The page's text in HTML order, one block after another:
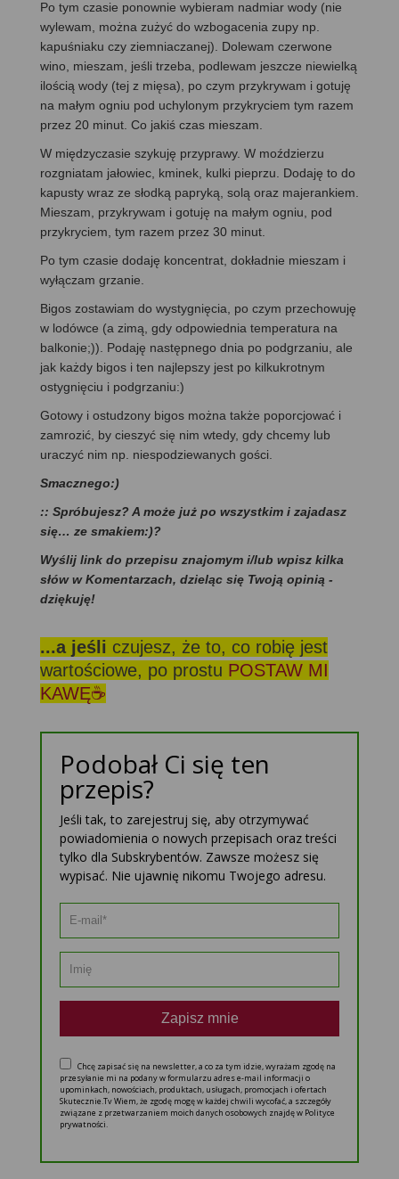
Po tym czasie ponownie wybieram nadmiar wody (nie
wylewam, można zużyć do wzbogacenia zupy np.
kapuśniaku czy ziemniaczanej). Dolewam czerwone
wino, mieszam, jeśli trzeba, podlewam jeszcze niewielką
ilością wody (tej z mięsa), po czym przykrywam i gotuję
na małym ogniu pod uchylonym przykryciem tym razem
przez 20 minut. Co jakiś czas mieszam.
W międzyczasie szykuję przyprawy. W moździerzu
rozgniatam jałowiec, kminek, kulki pieprzu. Dodaję to do
kapusty wraz ze słodką papryką, solą oraz majerankiem.
Mieszam, przykrywam i gotuję na małym ogniu, pod
przykryciem, tym razem przez 30 minut.
Po tym czasie dodaję koncentrat, dokładnie mieszam i
wyłączam grzanie.
Bigos zostawiam do wystygnięcia, po czym przechowuję
w lodówce (a zimą, gdy odpowiednia temperatura na
balkonie;)). Podaję następnego dnia po podgrzaniu, ale
jak każdy bigos i ten najlepszy jest po kilkukrotnym
ostygnięciu i podgrzaniu:)
Gotowy i ostudzony bigos można także poporcjować i
zamrozić, by cieszyć się nim wtedy, gdy chcemy lub
uraczyć nim np. niespodziewanych gości.
Smacznego:)
:: Spróbujesz? A może już po wszystkim i zajadasz
się… ze smakiem:)?
Wyślij link do przepisu znajomym i/lub wpisz kilka
słów w Komentarzach, dzieląc się Twoją opinią -
dziękuję!
...a jeśli czujesz, że to, co robię jest
wartościowe, po prostu POSTAW MI
KAWĘ☕
Podobał Ci się ten
przepis?
Jeśli tak, to zarejestruj się, aby otrzymywać
powiadomienia o nowych przepisach oraz treści
tylko dla Subskrybentów. Zawsze możesz się
wypisać. Nie ujawnię nikomu Twojego adresu.
Zapisz mnie
Chcę zapisać się na newsletter, a co za tym idzie, wyrażam zgodę na
przesyłanie mi na podany w formularzu adres e-mail informacji o
upominkach, nowościach, produktach, usługach, promocjach i ofertach
Skutecznie.Tv Wiem, że zgodę mogę w każdej chwili wycofać, a szczegóły
związane z przetwarzaniem moich danych osobowych znajdę w Polityce
prywatności.